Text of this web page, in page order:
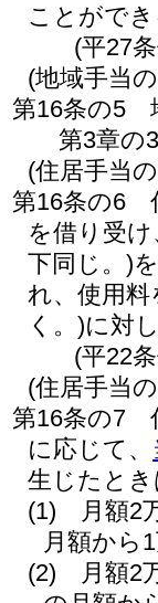
ことがで
(平27
(地域手当
第16条の5
第3章の3
(住居手当
第16条の6
を借り受
下同じ。)
れ、使用
く。)に対
(平22
(住居手当
第16条の7
に応じて、
生じたと
(1)
月額2
月額から
(2)
月額2